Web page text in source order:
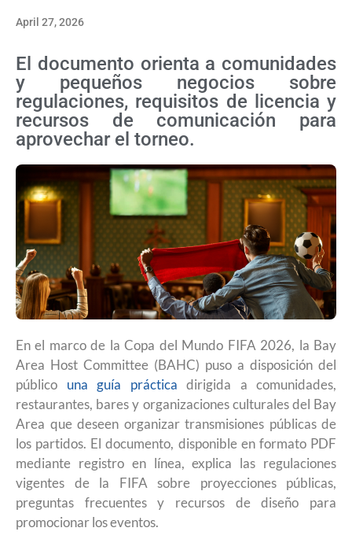
April 27, 2026
El documento orienta a comunidades
y pequeños negocios sobre
regulaciones, requisitos de licencia y
recursos de comunicación para
aprovechar el torneo.
En el marco de la Copa del Mundo FIFA 2026, la Bay
Area Host Committee (BAHC) puso a disposición del
público una guía práctica dirigida a comunidades,
restaurantes, bares y organizaciones culturales del Bay
Area que deseen organizar transmisiones públicas de
los partidos. El documento, disponible en formato PDF
mediante registro en línea, explica las regulaciones
vigentes de la FIFA sobre proyecciones públicas,
preguntas frecuentes y recursos de diseño para
promocionar los eventos.